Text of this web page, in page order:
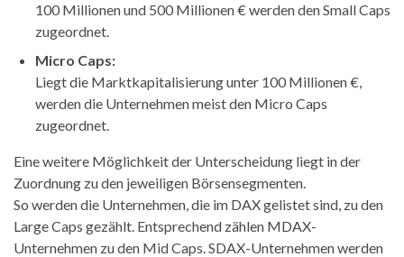
100 Millionen und 500 Millionen € werden den Small Caps
zugeordnet.
Micro Caps:
Liegt die Marktkapitalisierung unter 100 Millionen €,
werden die Unternehmen meist den Micro Caps
zugeordnet.
Eine weitere Möglichkeit der Unterscheidung liegt in der
Zuordnung zu den jeweiligen Börsensegmenten.
So werden die Unternehmen, die im DAX gelistet sind, zu den
Large Caps gezählt. Entsprechend zählen MDAX-
Unternehmen zu den Mid Caps. SDAX-Unternehmen werden